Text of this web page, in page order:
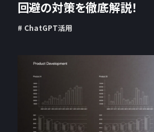
回避の対策を徹底解説！
# ChatGPT活用